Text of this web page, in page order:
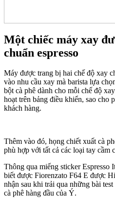
Một chiếc máy xay
chuẩn espresso
Máy được trang bị hai chế độ xay
vào nhu cầu xay mà barista lựa
bột cà phê dành cho mỗi chế độ
hoạt trên bảng điều khiển, sao cho
khách hàng.
Thêm vào đó, họng chiết xuất cà
phù hợp với tất cả các loại tay cầm
Thông qua miếng sticker Espresso
biết được Fiorenzato F64 E được
nhận sau khi trải qua những bài
cà phê hàng đầu của Ý.